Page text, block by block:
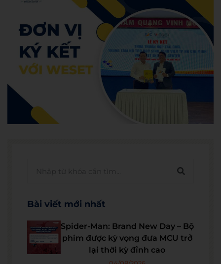
Bài viết mới nhất
Spider-Man: Brand New Day – Bộ
phim được kỳ vọng đưa MCU trở
lại thời kỳ đỉnh cao